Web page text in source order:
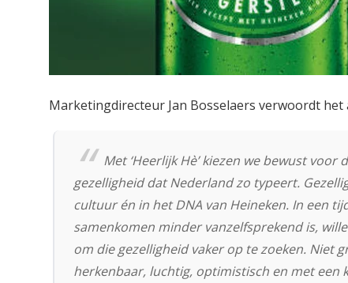
Marketingdirecteur Jan Bosselaers verwoordt het
Met ‘Heerlijk Hè’ kiezen we bewust voor
gezelligheid dat Nederland zo typeert.
cultuur én in het DNA van Heineken. In een
samenkomen minder vanzelfsprekend is,
om die gezelligheid vaker op te zoeken. Niet
herkenbaar, luchtig, optimistisch en met een